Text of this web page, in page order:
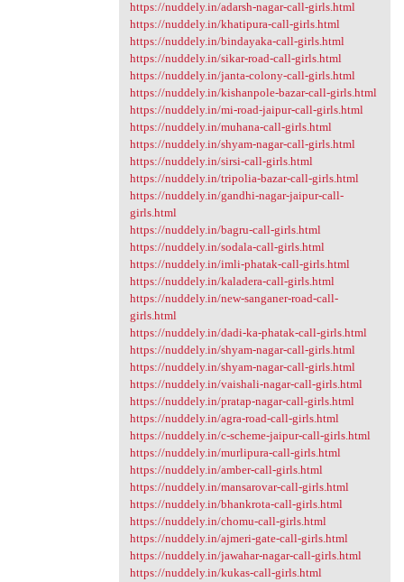
https://nuddely.in/adarsh-nagar-call-girls.html
https://nuddely.in/khatipura-call-girls.html
https://nuddely.in/bindayaka-call-girls.html
https://nuddely.in/sikar-road-call-girls.html
https://nuddely.in/janta-colony-call-girls.html
https://nuddely.in/kishanpole-bazar-call-girls.html
https://nuddely.in/mi-road-jaipur-call-girls.html
https://nuddely.in/muhana-call-girls.html
https://nuddely.in/shyam-nagar-call-girls.html
https://nuddely.in/sirsi-call-girls.html
https://nuddely.in/tripolia-bazar-call-girls.html
https://nuddely.in/gandhi-nagar-jaipur-call-
girls.html
https://nuddely.in/bagru-call-girls.html
https://nuddely.in/sodala-call-girls.html
https://nuddely.in/imli-phatak-call-girls.html
https://nuddely.in/kaladera-call-girls.html
https://nuddely.in/new-sanganer-road-call-
girls.html
https://nuddely.in/dadi-ka-phatak-call-girls.html
https://nuddely.in/shyam-nagar-call-girls.html
https://nuddely.in/shyam-nagar-call-girls.html
https://nuddely.in/vaishali-nagar-call-girls.html
https://nuddely.in/pratap-nagar-call-girls.html
https://nuddely.in/agra-road-call-girls.html
https://nuddely.in/c-scheme-jaipur-call-girls.html
https://nuddely.in/murlipura-call-girls.html
https://nuddely.in/amber-call-girls.html
https://nuddely.in/mansarovar-call-girls.html
https://nuddely.in/bhankrota-call-girls.html
https://nuddely.in/chomu-call-girls.html
https://nuddely.in/ajmeri-gate-call-girls.html
https://nuddely.in/jawahar-nagar-call-girls.html
https://nuddely.in/kukas-call-girls.html